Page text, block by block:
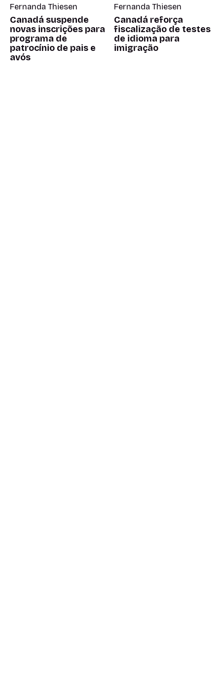
Fernanda Thiesen
Canadá suspende
novas inscrições para
programa de
patrocínio de pais e
avós
Fernanda Thiesen
Canadá reforça
fiscalização de testes
de idioma para
imigração